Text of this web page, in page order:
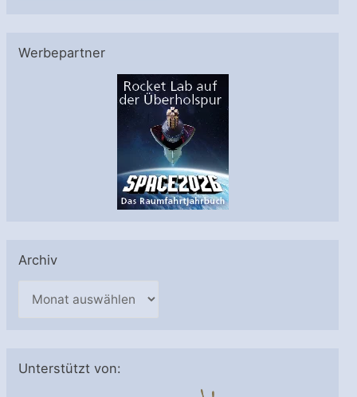
Werbepartner
Archiv
i
Unterstützt von: